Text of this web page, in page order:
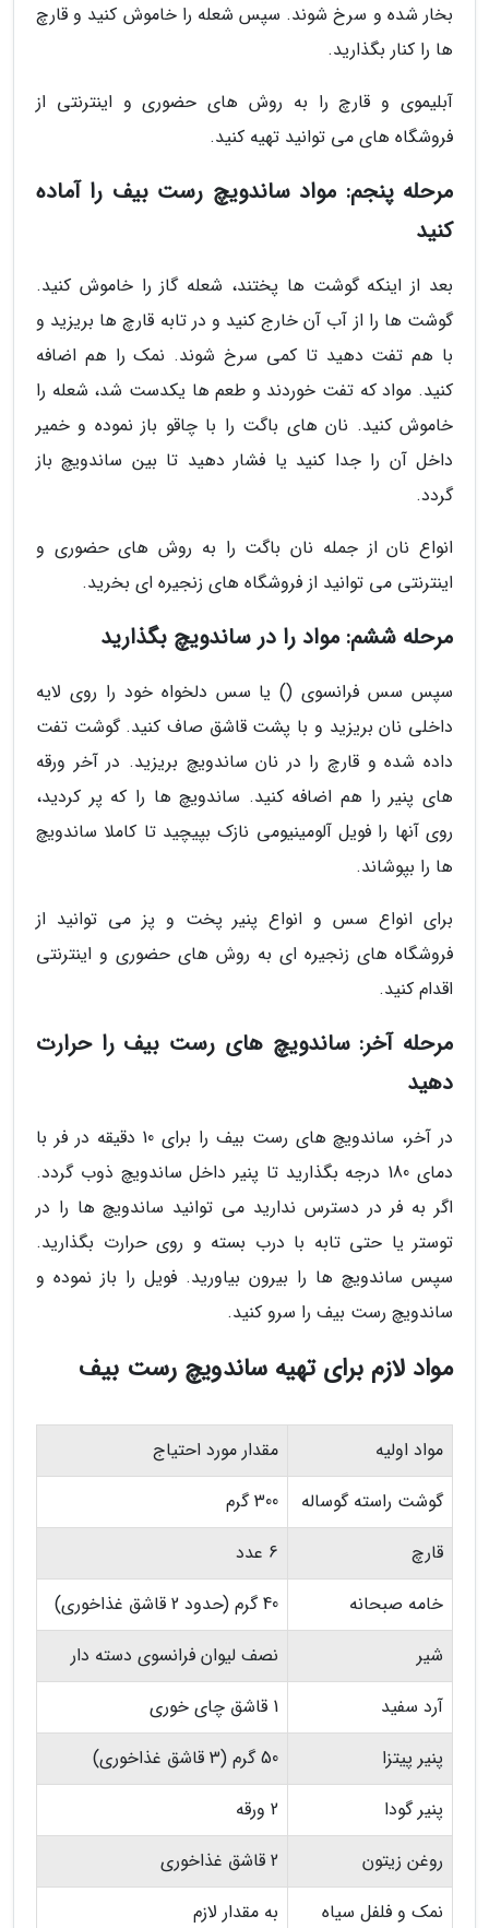
بخار شده و سرخ شوند. سپس شعله را خاموش کنید و قارچ
ها را کنار بگذارید.
آبلیموی و قارچ را به روش های حضوری و اینترنتی از
فروشگاه های می توانید تهیه کنید.
مرحله پنجم: مواد ساندویچ رست بیف را آماده
کنید
بعد از اینکه گوشت ها پختند، شعله گاز را خاموش کنید.
گوشت ها را از آب آن خارج کنید و در تابه قارچ ها بریزید و
با هم تفت دهید تا کمی سرخ شوند. نمک را هم اضافه
کنید. مواد که تفت خوردند و طعم ها یکدست شد، شعله را
خاموش کنید. نان های باگت را با چاقو باز نموده و خمیر
داخل آن را جدا کنید یا فشار دهید تا بین ساندویچ باز
گردد.
انواع نان از جمله نان باگت را به روش های حضوری و
اینترنتی می توانید از فروشگاه های زنجیره ای بخرید.
مرحله ششم: مواد را در ساندویچ بگذارید
سپس سس فرانسوی () یا سس دلخواه خود را روی لایه
داخلی نان بریزید و با پشت قاشق صاف کنید. گوشت تفت
داده شده و قارچ را در نان ساندویچ بریزید. در آخر ورقه
های پنیر را هم اضافه کنید. ساندویچ ها را که پر کردید،
روی آنها را فویل آلومینیومی نازک بپیچید تا کاملا ساندویچ
ها را بپوشاند.
برای انواع سس و انواع پنیر پخت و پز می توانید از
فروشگاه های زنجیره ای به روش های حضوری و اینترنتی
اقدام کنید.
مرحله آخر: ساندویچ های رست بیف را حرارت
دهید
در آخر، ساندویچ های رست بیف را برای 10 دقیقه در فر با
دمای 180 درجه بگذارید تا پنیر داخل ساندویچ ذوب گردد.
اگر به فر در دسترس ندارید می توانید ساندویچ ها را در
توستر یا حتی تابه با درب بسته و روی حرارت بگذارید.
سپس ساندویچ ها را بیرون بیاورید. فویل را باز نموده و
ساندویچ رست بیف را سرو کنید.
مواد لازم برای تهیه ساندویچ رست بیف
مواد اولیه
مقدار مورد احتیاج
گوشت راسته گوساله
300 گرم
قارچ
6 عدد
خامه صبحانه
40 گرم (حدود 2 قاشق غذاخوری)
شیر
نصف لیوان فرانسوی دسته دار
آرد سفید
1 قاشق چای خوری
پنیر پیتزا
50 گرم (3 قاشق غذاخوری)
پنیر گودا
2 ورقه
روغن زیتون
2 قاشق غذاخوری
نمک و فلفل سیاه
به مقدار لازم